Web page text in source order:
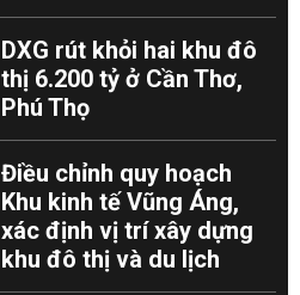
DXG rút khỏi hai khu đô
thị 6.200 tỷ ở Cần Thơ,
Phú Thọ
Điều chỉnh quy hoạch
Khu kinh tế Vũng Áng,
xác định vị trí xây dựng
khu đô thị và du lịch